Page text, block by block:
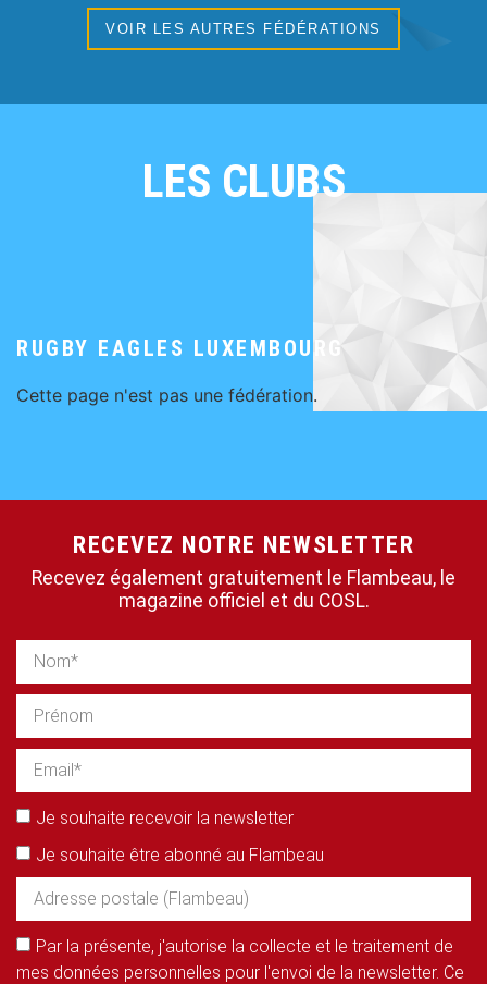
VOIR LES AUTRES FÉDÉRATIONS
LES CLUBS
RUGBY EAGLES LUXEMBOURG
Cette page n'est pas une fédération.
RECEVEZ NOTRE NEWSLETTER
Recevez également gratuitement le Flambeau, le
magazine officiel et du COSL.
Je souhaite recevoir la newsletter
Je souhaite être abonné au Flambeau
Par la présente, j'autorise la collecte et le traitement de
mes données personnelles pour l'envoi de la newsletter. Ce